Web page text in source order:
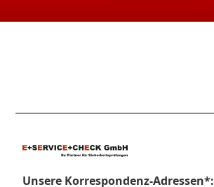
Unsere Korrespondenz-Adressen*: